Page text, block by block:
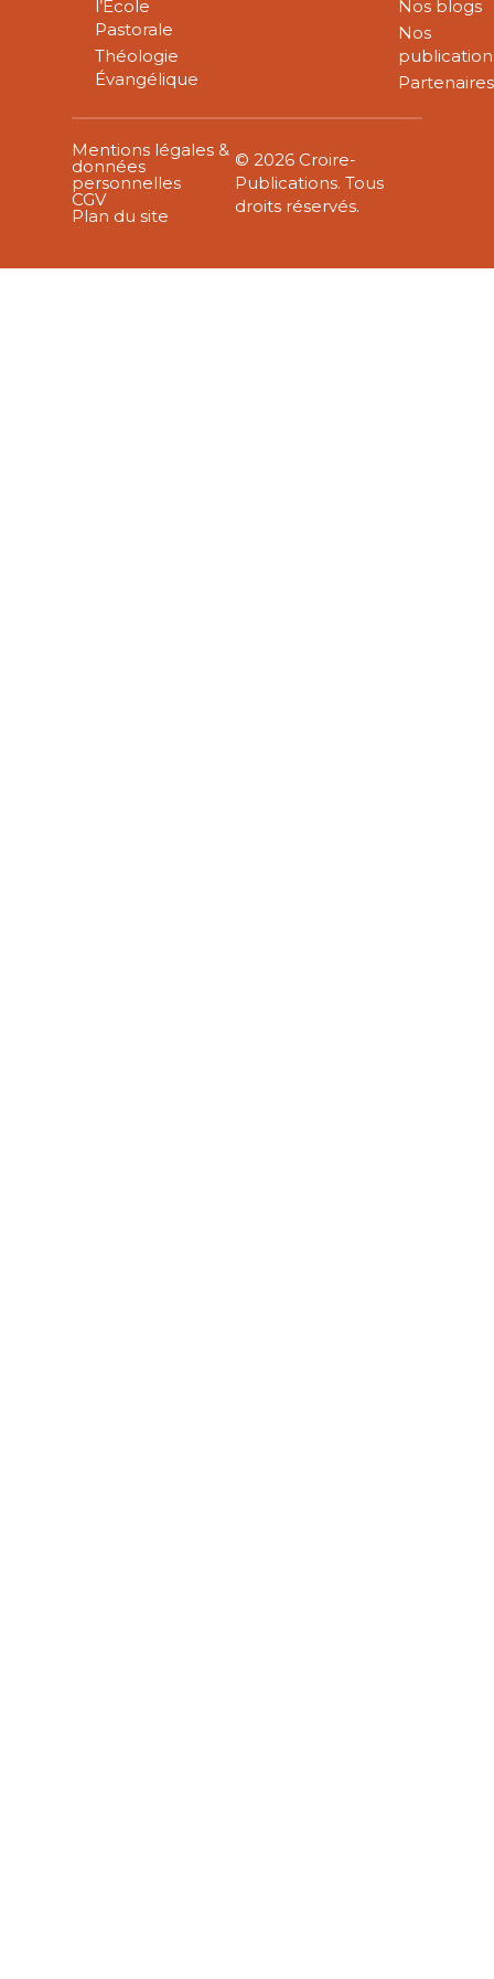
l’École
Pastorale
Théologie
Évangélique
Nos blogs
Nos
Partenaires
Mentions légales &
données
personnelles
CGV
Plan du site
© 2026 Croire-
Publications. Tous
droits réservés.